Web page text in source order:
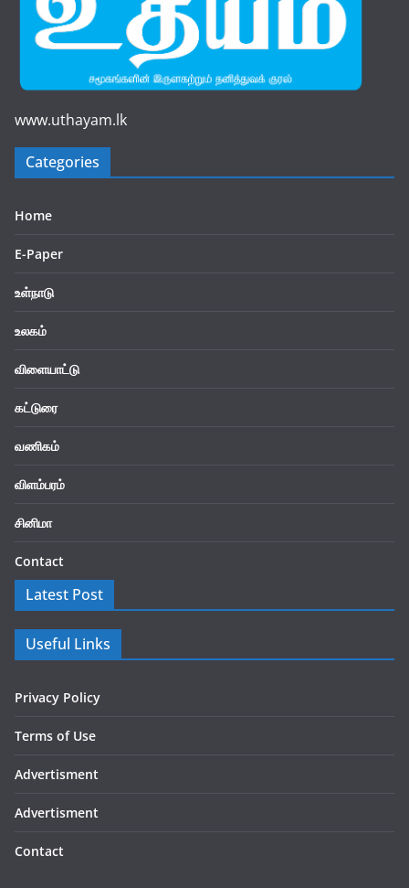
www.uthayam.lk
Categories
Home
E-Paper
உள்நாடு
உலகம்
விளையாட்டு
கட்டுரை
வணிகம்
விளம்பரம்
சினிமா
Contact
Latest Post
Useful Links
Privacy Policy
Terms of Use
Advertisment
Advertisment
Contact